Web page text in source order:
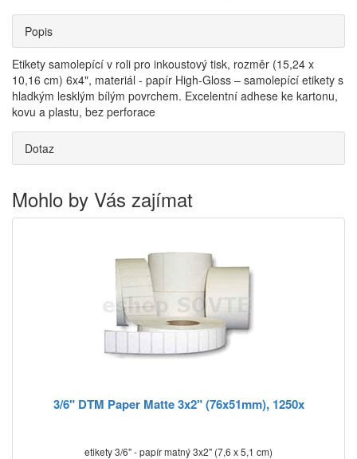
Popis
Etikety samolepící v roli pro inkoustový tisk, rozměr (15,24 x
10,16 cm) 6x4", materiál - papír High-Gloss – samolepící etikety s
hladkým lesklým bílým povrchem. Excelentní adhese ke kartonu,
kovu a plastu, bez perforace
Dotaz
Mohlo by Vás zajímat
3/6" DTM Paper Matte 3x2" (76x51mm), 1250x
etikety 3/6" - papír matný 3x2" (7,6 x 5,1 cm)